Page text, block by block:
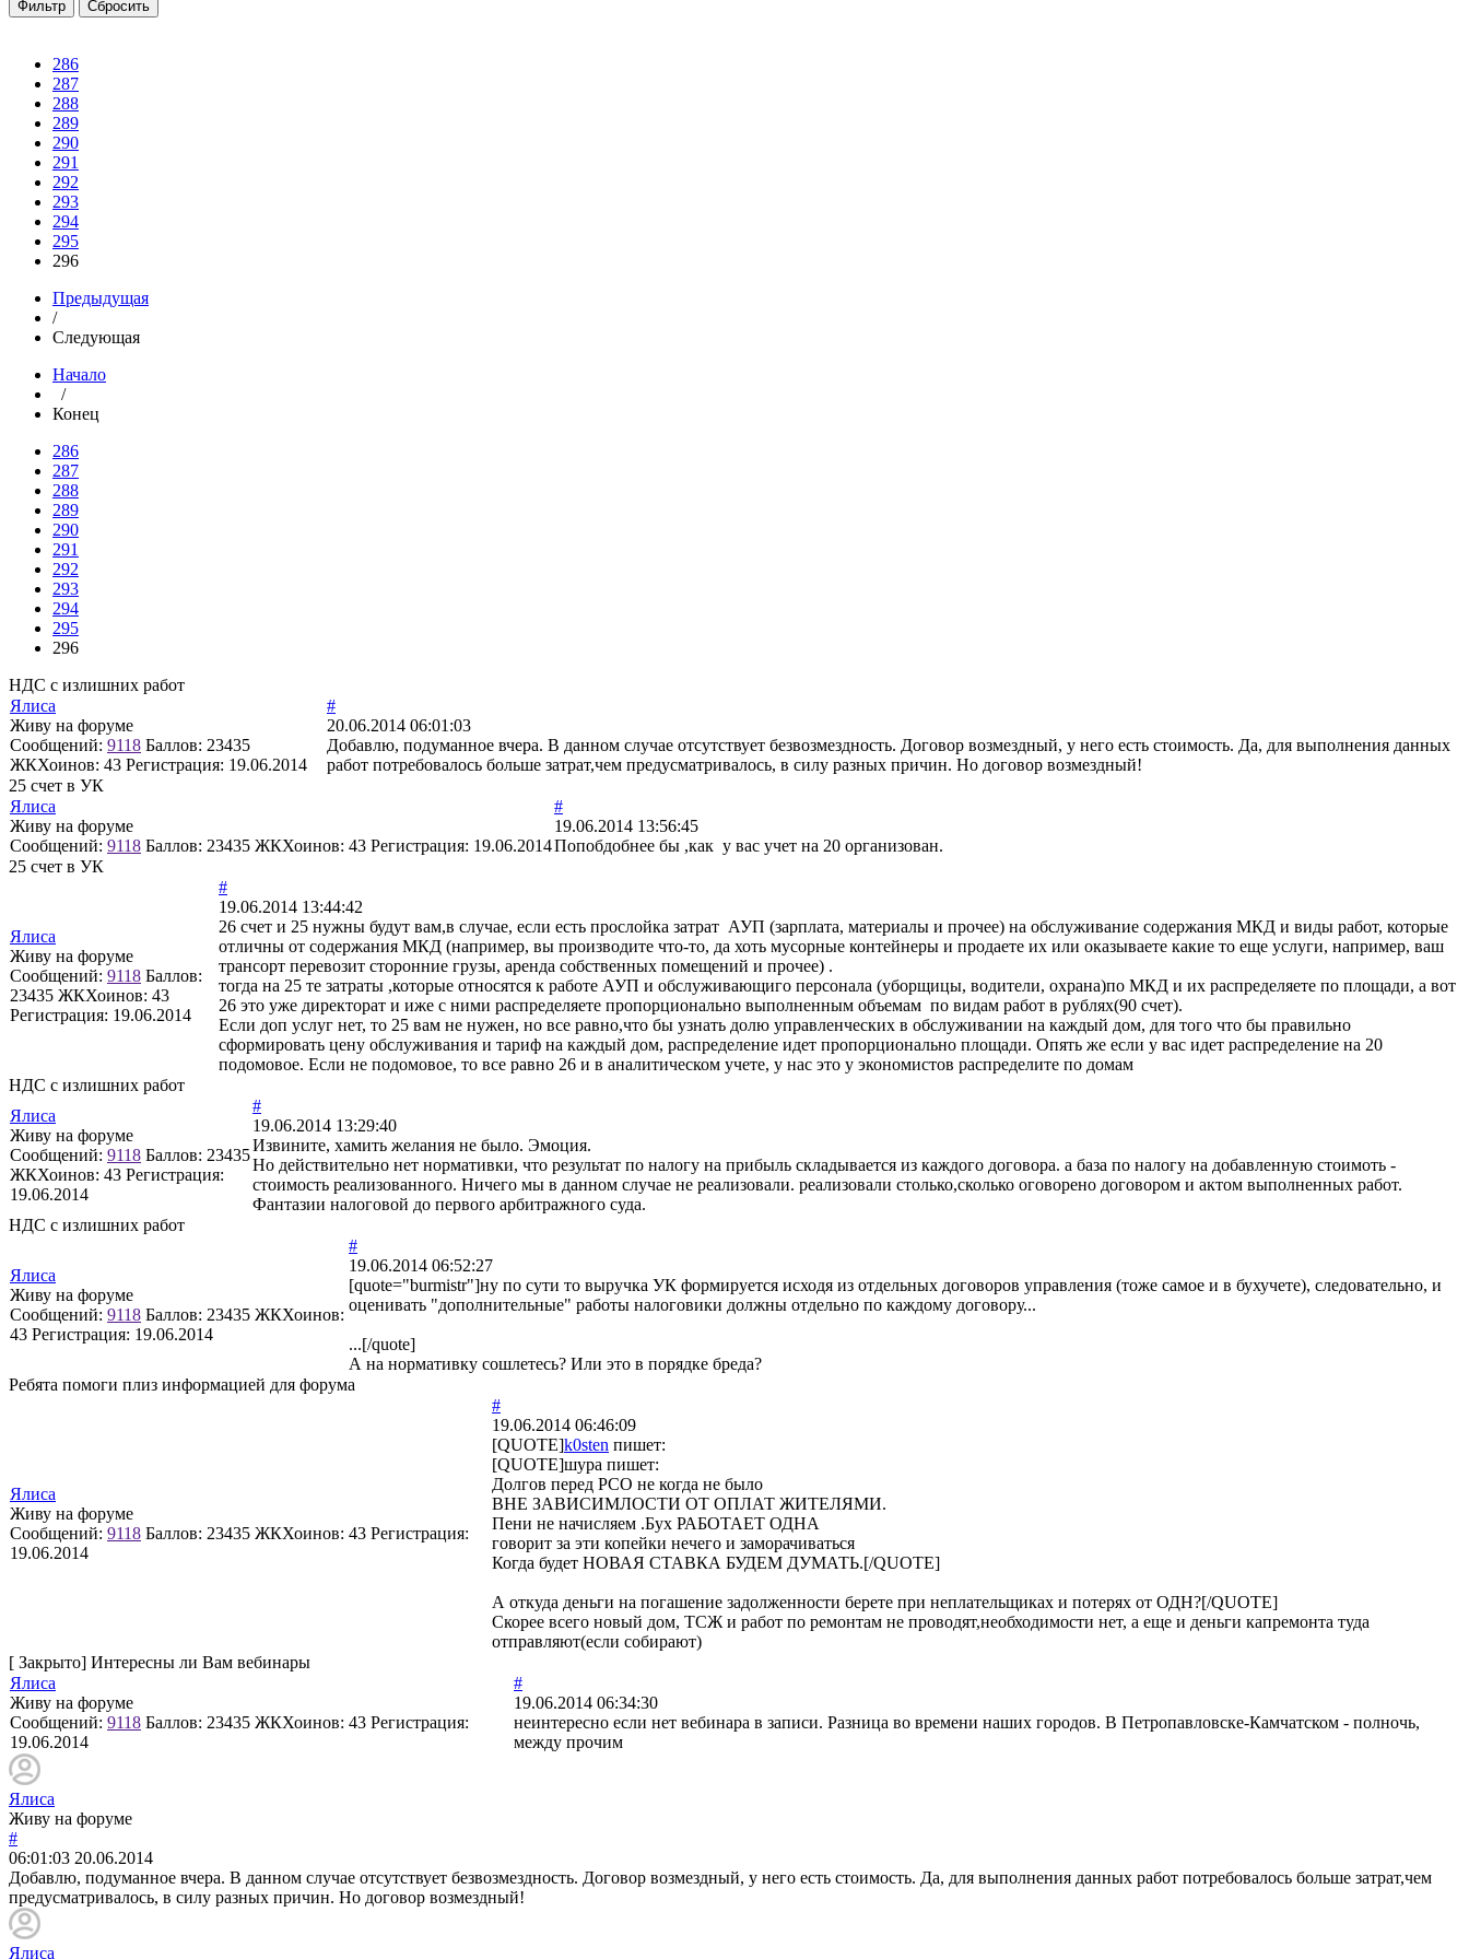
286
287
288
289
290
291
292
293
294
295
296
Предыдущая
/
Следующая
Начало
/
Конец
286
287
288
289
290
291
292
293
294
295
296
НДС с излишних работ
Ялиса
Живу на форуме
Сообщений: 9118 Баллов: 23435
ЖКХоинов: 43 Регистрация: 19.06.2014
#
20.06.2014 06:01:03
Добавлю, подуманное вчера. В данном случае отсутствует безвозмездность. Договор возмездный, у него есть стоимость. Да, для выполнения данных
работ потребовалось больше затрат,чем предусматривалось, в силу разных причин. Но договор возмездный!
25 счет в УК
Ялиса
Живу на форуме
Сообщений: 9118 Баллов: 23435 ЖКХоинов: 43 Регистрация: 19.06.2014
#
19.06.2014 13:56:45
Попобдобнее бы ,как у вас учет на 20 организован.
25 счет в УК
Ялиса
Живу на форуме
Сообщений: 9118 Баллов:
23435 ЖКХоинов: 43
Регистрация: 19.06.2014
#
19.06.2014 13:44:42
26 счет и 25 нужны будут вам,в случае, если есть прослойка затрат АУП (зарплата, материалы и прочее) на обслуживание содержания МКД и виды работ, которые
отличны от содержания МКД (например, вы производите что-то, да хоть мусорные контейнеры и продаете их или оказываете какие то еще услуги, например, ваш
трансорт перевозит сторонние грузы, аренда собственных помещений и прочее) .
тогда на 25 те затраты ,которые относятся к работе АУП и обслуживающиго персонала (уборщицы, водители, охрана)по МКД и их распределяете по площади, а вот
26 это уже директорат и иже с ними распределяете пропорционально выполненным объемам по видам работ в рублях(90 счет).
Если доп услуг нет, то 25 вам не нужен, но все равно,что бы узнать долю управленческих в обслуживании на каждый дом, для того что бы правильно
сформировать цену обслуживания и тариф на каждый дом, распределение идет пропорционально площади. Опять же если у вас идет распределение на 20
подомовое. Если не подомовое, то все равно 26 и в аналитическом учете, у нас это у экономистов распределите по домам
НДС с излишних работ
Ялиса
Живу на форуме
Сообщений: 9118 Баллов: 23435
ЖКХоинов: 43 Регистрация:
19.06.2014
#
19.06.2014 13:29:40
Извините, хамить желания не было. Эмоция.
Но действительно нет нормативки, что результат по налогу на прибыль складывается из каждого договора. а база по налогу на добавленную стоимоть -
стоимость реализованного. Ничего мы в данном случае не реализовали. реализовали столько,сколько оговорено договором и актом выполненных работ.
Фантазии налоговой до первого арбитражного суда.
НДС с излишних работ
Ялиса
Живу на форуме
Сообщений: 9118 Баллов: 23435 ЖКХоинов:
43 Регистрация: 19.06.2014
#
19.06.2014 06:52:27
[quote="burmistr"]ну по сути то выручка УК формируется исходя из отдельных договоров управления (тоже самое и в бухучете), следовательно, и
оценивать "дополнительные" работы налоговики должны отдельно по каждому договору...
...[/quote]
А на нормативку сошлетесь? Или это в порядке бреда?
Ребята помоги плиз информацией для форума
Ялиса
Живу на форуме
Сообщений: 9118 Баллов: 23435 ЖКХоинов: 43 Регистрация:
19.06.2014
#
19.06.2014 06:46:09
[QUOTE]k0sten пишет:
[QUOTE]шура пишет:
Долгов перед РСО не когда не было
ВНЕ ЗАВИСИМЛОСТИ ОТ ОПЛАТ ЖИТЕЛЯМИ.
Пени не начисляем .Бух РАБОТАЕТ ОДНА
говорит за эти копейки нечего и заморачиваться
Когда будет НОВАЯ СТАВКА БУДЕМ ДУМАТЬ.[/QUOTE]
А откуда деньги на погашение задолженности берете при неплательщиках и потерях от ОДН?[/QUOTE]
Скорее всего новый дом, ТСЖ и работ по ремонтам не проводят,необходимости нет, а еще и деньги капремонта туда
отправляют(если собирают)
[ Закрыто] Интересны ли Вам вебинары
Ялиса
Живу на форуме
Сообщений: 9118 Баллов: 23435 ЖКХоинов: 43 Регистрация:
19.06.2014
#
19.06.2014 06:34:30
неинтересно если нет вебинара в записи. Разница во времени наших городов. В Петропавловске-Камчатском - полночь,
между прочим
Ялиса
Живу на форуме
#
06:01:03 20.06.2014
Добавлю, подуманное вчера. В данном случае отсутствует безвозмездность. Договор возмездный, у него есть стоимость. Да, для выполнения данных работ потребовалось больше затрат,чем
предусматривалось, в силу разных причин. Но договор возмездный!
Ялиса